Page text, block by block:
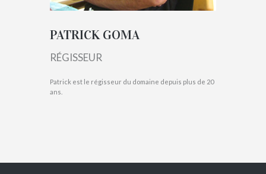
PATRICK GOMA
RÉGISSEUR
Patrick est le régisseur du domaine depuis plus de 20
ans.